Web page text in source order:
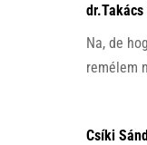
dr.Takács
Na, de
remélem
Csíki